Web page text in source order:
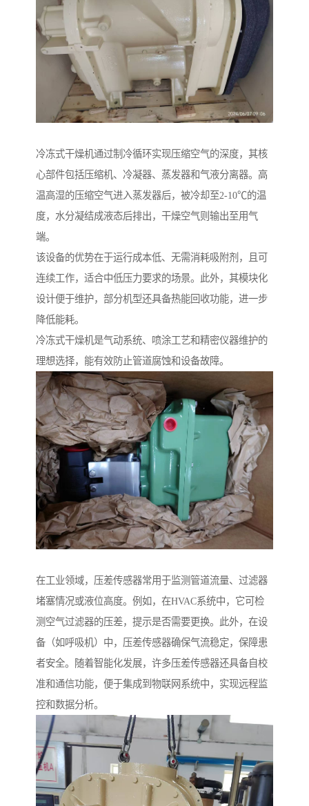
冷冻式干燥机通过制冷循环实现压缩空气的深度，其核
心部件包括压缩机、冷凝器、蒸发器和气液分离器。高
温高湿的压缩空气进入蒸发器后，被冷却至2-10℃的温
度，水分凝结成液态后排出，干燥空气则输出至用气
端。
该设备的优势在于运行成本低、无需消耗吸附剂，且可
连续工作，适合中低压力要求的场景。此外，其模块化
设计便于维护，部分机型还具备热能回收功能，进一步
降低能耗。
冷冻式干燥机是气动系统、喷涂工艺和精密仪器维护的
理想选择，能有效防止管道腐蚀和设备故障。
在工业领域，压差传感器常用于监测管道流量、过滤器
堵塞情况或液位高度。例如，在HVAC系统中，它可检
测空气过滤器的压差，提示是否需要更换。此外，在设
备（如呼吸机）中，压差传感器确保气流稳定，保障患
者安全。随着智能化发展，许多压差传感器还具备自校
准和通信功能，便于集成到物联网系统中，实现远程监
控和数据分析。